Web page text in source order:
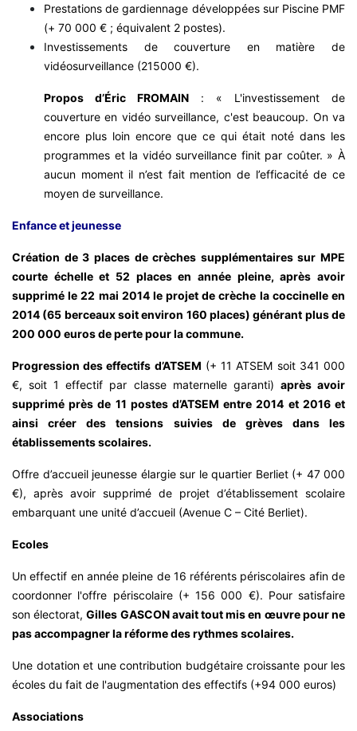
Prestations de gardiennage développées sur Piscine PMF
(+ 70 000 € ; équivalent 2 postes).
Investissements de couverture en matière de
vidéosurveillance (215000 €).
Propos d’Éric FROMAIN : « L'investissement de
couverture en vidéo surveillance, c'est beaucoup. On va
encore plus loin encore que ce qui était noté dans les
programmes et la vidéo surveillance finit par coûter. » À
aucun moment il n’est fait mention de l’efficacité de ce
moyen de surveillance.
Enfance et jeunesse
Création de 3 places de crèches supplémentaires sur MPE
courte échelle et 52 places en année pleine, après avoir
supprimé le 22 mai 2014 le projet de crèche la coccinelle en
2014 (65 berceaux soit environ 160 places) générant plus de
200 000 euros de perte pour la commune.
Progression des effectifs d’ATSEM (+ 11 ATSEM soit 341 000
€, soit 1 effectif par classe maternelle garanti) après avoir
supprimé près de 11 postes d’ATSEM entre 2014 et 2016 et
ainsi créer des tensions suivies de grèves dans les
établissements scolaires.
Offre d’accueil jeunesse élargie sur le quartier Berliet (+ 47 000
€), après avoir supprimé de projet d’établissement scolaire
embarquant une unité d’accueil (Avenue C – Cité Berliet).
Ecoles
Un effectif en année pleine de 16 référents périscolaires afin de
coordonner l'offre périscolaire (+ 156 000 €). Pour satisfaire
son électorat,Gilles GASCON avait tout mis en œuvre pour ne
pas accompagner la réforme des rythmes scolaires.
Une dotation et une contribution budgétaire croissante pour les
écoles du fait de l'augmentation des effectifs (+94 000 euros)
Associations